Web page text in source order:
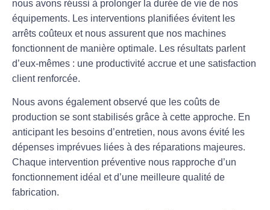
nous avons réussi à prolonger la durée de vie de nos
équipements. Les interventions planifiées évitent les
arrêts coûteux et nous assurent que nos machines
fonctionnent de manière optimale. Les résultats parlent
d’eux-mêmes : une productivité accrue et une satisfaction
client renforcée.
Nous avons également observé que les coûts de
production se sont stabilisés grâce à cette approche. En
anticipant les besoins d’entretien, nous avons évité les
dépenses imprévues liées à des réparations majeures.
Chaque intervention préventive nous rapproche d’un
fonctionnement idéal et d’une meilleure qualité de
fabrication.